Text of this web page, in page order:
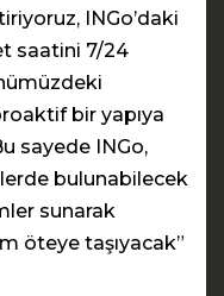
INGo’daki
saatini 7/24
bir yapıya
sayede INGo,
bulunabilecek
sunarak
öteye taşıyacak”